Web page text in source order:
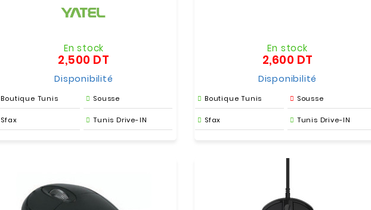
En stock
2,500 DT
Disponibilité
Boutique Tunis Sousse
Sfax Tunis Drive-IN
En stock
2,600 DT
Disponibilité
Boutique Tunis Sousse
Sfax Tunis Drive-IN